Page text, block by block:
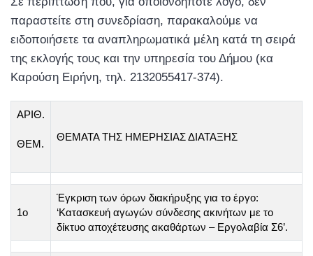
παραστείτε στη συνεδρίαση, παρακαλούμε να
ειδοποιήσετε τα αναπληρωματικά μέλη κατά τη σειρά
της εκλογής τους και την υπηρεσία του Δήμου (κα
Καρούση Ειρήνη, τηλ. 2132055417-374).
ΑΡΙΘ.
ΘΕΜ.
ΘΕΜΑΤΑ ΤΗΣ ΗΜΕΡΗΣΙΑΣ ΔΙΑΤΑΞΗΣ
1ο
Έγκριση των όρων διακήρυξης για το έργο:
‘Κατασκευή αγωγών σύνδεσης ακινήτων με το
δίκτυο αποχέτευσης ακαθάρτων – Εργολαβία Σ6’.